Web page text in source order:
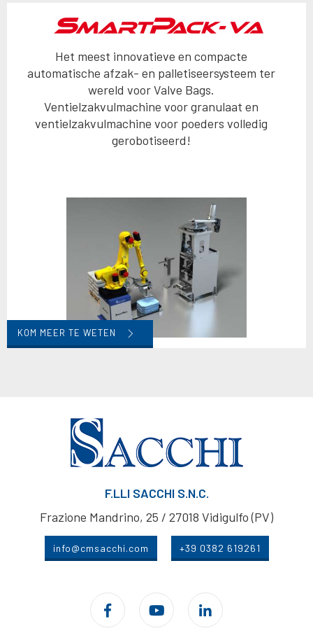
Het meest innovatieve en compacte
automatische afzak- en palletiseersysteem ter
wereld voor Valve Bags.
Ventielzakvulmachine voor granulaat en
ventielzakvulmachine voor poeders volledig
gerobotiseerd!
KOM MEER TE WETEN
F.LLI SACCHI S.N.C.
Frazione Mandrino, 25 / 27018 Vidigulfo (PV)
info@cmsacchi.com +39 0382 619261